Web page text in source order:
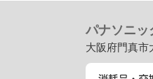
パナソニッ
大阪府門真市